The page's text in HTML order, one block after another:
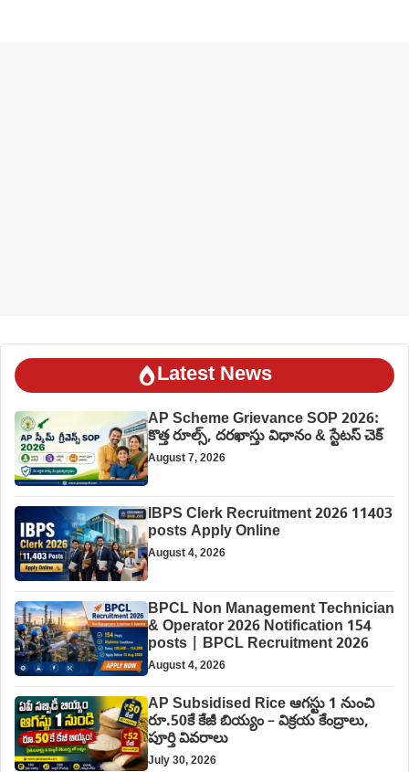
Latest News
AP Scheme Grievance SOP 2026:
కొత్త రూల్స్, దరఖాస్తు విధానం & స్టేటస్ చెక్
August 7, 2026
IBPS Clerk Recruitment 2026 11403
posts Apply Online
August 4, 2026
BPCL Non Management Technician
& Operator 2026 Notification 154
posts | BPCL Recruitment 2026
August 4, 2026
AP Subsidised Rice ఆగస్టు 1 నుంచి
రూ.50కే కేజీ బియ్యం – విక్రయ కేంద్రాలు,
పూర్తి వివరాలు
July 30, 2026